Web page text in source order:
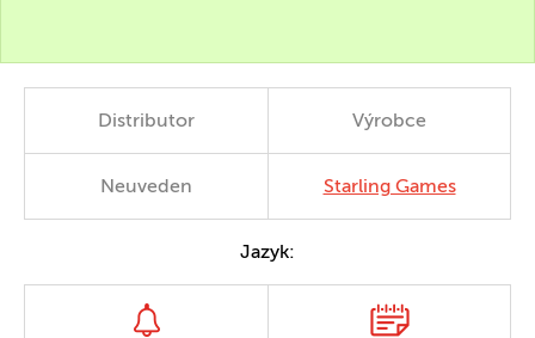
Distributor Výrobce
Neuveden Starling Games
Jazyk: